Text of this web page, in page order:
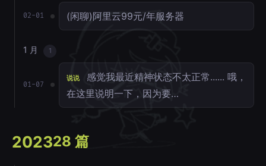
02-01 (闲聊)阿里云99元/年服务器
1 月 1
01-07
说说
感觉我最近精神状态不太正常...... 哦，
在这里说明一下，因为要…
202328 篇